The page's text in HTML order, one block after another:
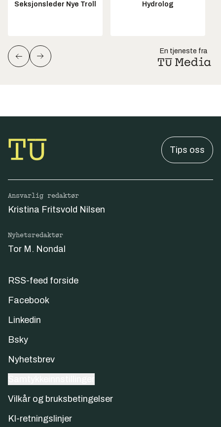
Seksjonsleder Nye Troll Hydrolog
En tjeneste fra
Tips oss
Ansvarlig redaktør
Kristina Fritsvold Nilsen
Nyhetsredaktør
Tor M. Nondal
RSS-feed forside
Facebook
Linkedin
Bsky
Nyhetsbrev
Vilkår og bruksbetingelser
KI-retningslinjer